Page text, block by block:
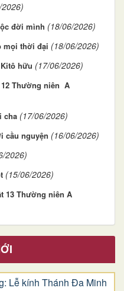
đời mình (18/06/2026)
mọi thời đại (18/06/2026)
hữu (17/06/2026)
12 Thường niên A
cha (17/06/2026)
cầu nguyện (16/06/2026)
2026)
(15/06/2026)
13 Thường niên A
Lễ kính Thánh Đa Minh